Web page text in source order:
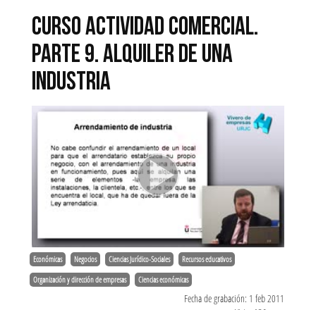
CURSO ACTIVIDAD COMERCIAL.
PARTE 9. ALQUILER DE UNA
INDUSTRIA
Económicas Negocios Ciencias Jurídico-Sociales Recursos educativos
Organización y dirección de empresas Ciencias económicas
Fecha de grabación: 1 feb 2011